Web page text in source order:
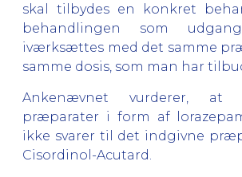
skal tilbydes en konkret
behandlingen som
iværksættes med det samme
samme dosis, som man har
Ankenævnet vurderer, at
præparater i form af
ikke svarer til det indgivne
Cisordinol-Acutard.